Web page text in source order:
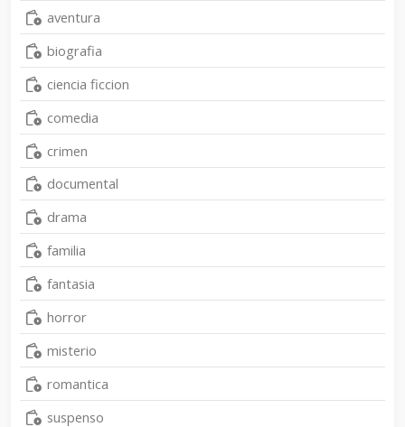
aventura
biografia
ciencia ficcion
comedia
crimen
documental
drama
familia
fantasia
horror
misterio
romantica
suspenso